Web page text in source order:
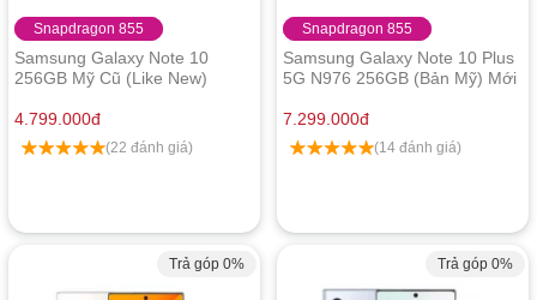
Snapdragon 855
Samsung Galaxy Note 10
256GB Mỹ Cũ (Like New)
4.799.000đ
(22 đánh giá)
Snapdragon 855
Samsung Galaxy Note 10 Plus
5G N976 256GB (Bản Mỹ) Mới
7.299.000đ
(14 đánh giá)
Trả góp 0% Trả góp 0%